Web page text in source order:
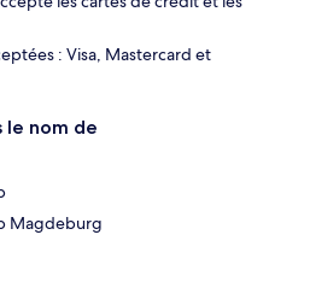
: Visa, Mastercard et
le nom de
Magdeburg